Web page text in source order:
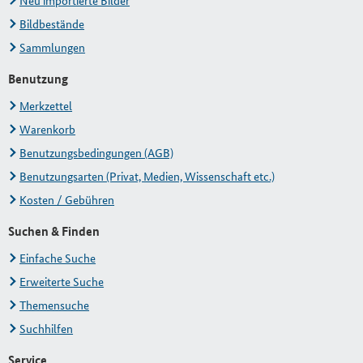
Bildbestände
Sammlungen
Benutzung
Merkzettel
Warenkorb
Benutzungsbedingungen (AGB)
Benutzungsarten (Privat, Medien, Wissenschaft etc.)
Kosten / Gebühren
Suchen & Finden
Einfache Suche
Erweiterte Suche
Themensuche
Suchhilfen